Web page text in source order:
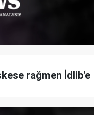
rağmen İdlib'e